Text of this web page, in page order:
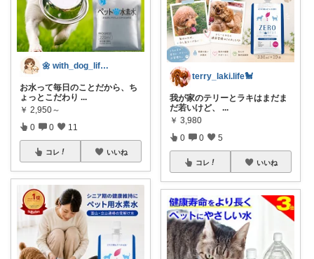
🌼 with_dog_life🌼
お水って毎日のことだから、ち
ょっとこだわり ...
￥ 2,950～
0 0 11
コレ いいね
terry_laki.life🐩
我が家のテリーとラキはまだま
だ若いけど、 ...
￥ 3,980
0 0 5
コレ いいね